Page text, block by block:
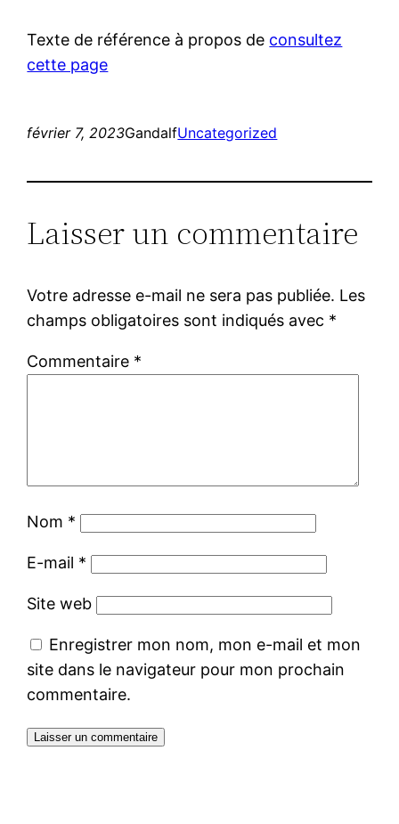
Texte de référence à propos de consultez
cette page
février 7, 2023GandalfUncategorized
Laisser un commentaire
Votre adresse e-mail ne sera pas publiée. Les
champs obligatoires sont indiqués avec *
Commentaire *
Nom *
E-mail *
Site web
Enregistrer mon nom, mon e-mail et mon
site dans le navigateur pour mon prochain
commentaire.